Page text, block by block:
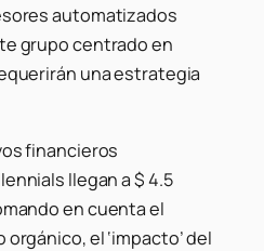
automatizados
grupo centrado en
una estrategia
financieros
llegan a $ 4.5
en cuenta el
el ‘impacto’ del